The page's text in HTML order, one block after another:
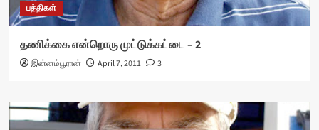
பத்திகள்
தணிக்கை என்றொரு முட்டுக்கட்டை – 2
இன்னம்பூரான் April 7, 2011 3